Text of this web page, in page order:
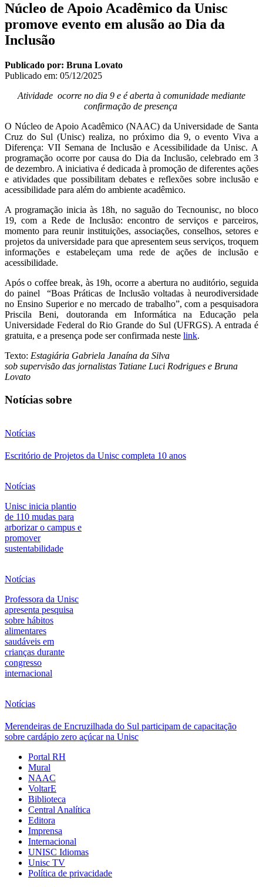
Núcleo de Apoio Acadêmico da Unisc
promove evento em alusão ao Dia da
Inclusão
Publicado por: Bruna Lovato
Publicado em: 05/12/2025
Atividade ocorre no dia 9 e é aberta à comunidade mediante
confirmação de presença
O Núcleo de Apoio Acadêmico (NAAC) da Universidade de Santa
Cruz do Sul (Unisc) realiza, no próximo dia 9, o evento Viva a
Diferença: VII Semana de Inclusão e Acessibilidade da Unisc. A
programação ocorre por causa do Dia da Inclusão, celebrado em 3
de dezembro. A iniciativa é dedicada à promoção de diferentes ações
e atividades que possibilitam debates e reflexões sobre inclusão e
acessibilidade para além do ambiente acadêmico.
A programação inicia às 18h, no saguão do Tecnounisc, no bloco
19, com a Rede de Inclusão: encontro de serviços e parceiros,
momento para reunir instituições, associações, conselhos, setores e
projetos da universidade para que apresentem seus serviços, troquem
informações e estabeleçam uma rede de ações de inclusão e
acessibilidade.
Após o coffee break, às 19h, ocorre a abertura no auditório, seguida
do painel “Boas Práticas de Inclusão voltadas à neurodiversidade
no Ensino Superior e no mercado de trabalho”, com a pesquisadora
Priscila Beni, doutoranda em Informática na Educação pela
Universidade Federal do Rio Grande do Sul (UFRGS). A entrada é
gratuita, e a presença pode ser confirmada neste link.
Texto: Estagiária Gabriela Janaína da Silva
sob supervisão das jornalistas Tatiane Luci Rodrigues e Bruna
Lovato
Notícias sobre
Notícias
Escritório de Projetos da Unisc completa 10 anos
Notícias
Unisc inicia plantio
de 110 mudas para
arborizar o campus e
promover
sustentabilidade
Notícias
Professora da Unisc
apresenta pesquisa
sobre hábitos
alimentares
saudáveis em
crianças durante
congresso
internacional
Notícias
Merendeiras de Encruzilhada do Sul participam de capacitação
sobre cardápio zero açúcar na Unisc
Portal RH
Mural
NAAC
VoltarE
Biblioteca
Central Analítica
Editora
Imprensa
Internacional
UNISC Idiomas
Unisc TV
Política de privacidade